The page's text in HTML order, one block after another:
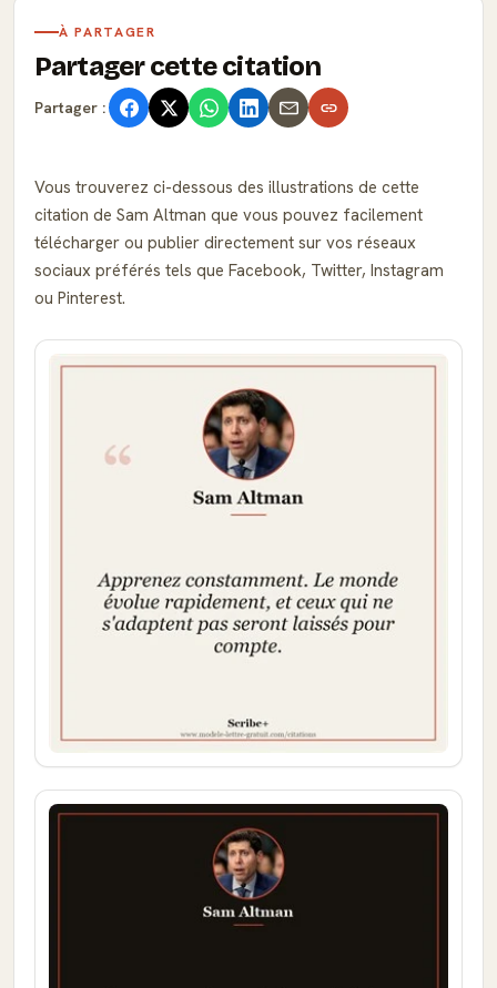
À PARTAGER
Partager cette citation
Partager :
Vous trouverez ci-dessous des illustrations de cette
citation de Sam Altman que vous pouvez facilement
télécharger ou publier directement sur vos réseaux
sociaux préférés tels que Facebook, Twitter, Instagram
ou Pinterest.